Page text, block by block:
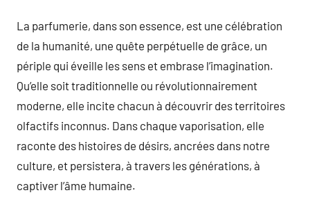
La parfumerie, dans son essence, est une célébration
de la humanité, une quête perpétuelle de grâce, un
périple qui éveille les sens et embrase l’imagination.
Qu’elle soit traditionnelle ou révolutionnairement
moderne, elle incite chacun à découvrir des territoires
olfactifs inconnus. Dans chaque vaporisation, elle
raconte des histoires de désirs, ancrées dans notre
culture, et persistera, à travers les générations, à
captiver l’âme humaine.